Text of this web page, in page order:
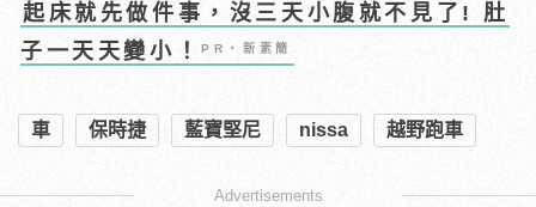
起床就先做件事，沒三天小腹就不見了! 肚
子一天天變小！PR・新素簡
車 保時捷 藍寶堅尼 nissa 越野跑車
Advertisements